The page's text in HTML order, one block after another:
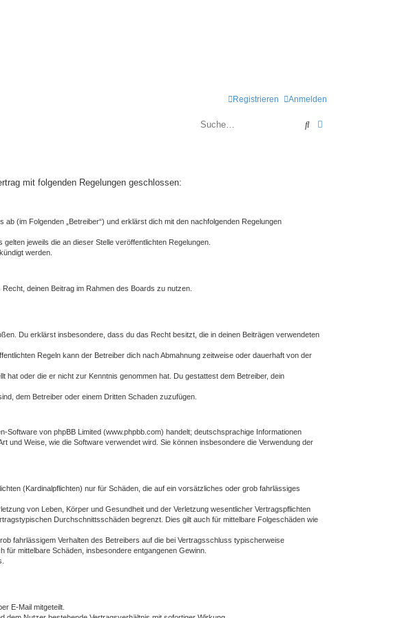
Anmelden
Registrieren
Suche
mit folgenden Regelungen geschlossen:
(im Folgenden „Betreiber“) und erklärst dich mit den nachfolgenden Regelungen
jeweils die an dieser Stelle veröffentlichten Regelungen.
werden.
deinen Beitrag im Rahmen des Boards zu nutzen.
Du erklärst insbesondere, dass du das Recht besitzt, die in deinen Beiträgen verwendeten
Regeln kann der Betreiber dich nach Abmahnung zeitweise oder dauerhaft von der
oder die er nicht zur Kenntnis genommen hat. Du gestattest dem Betreiber, dein
dem Betreiber oder einem Dritten Schaden zuzufügen.
Software von phpBB Limited (www.phpbb.com) handelt; deutschsprachige Informationen
und Weise, wie die Software verwendet wird. Sie können insbesondere die Verwendung der
(Kardinalpflichten) nur für Schäden, die auf ein vorsätzliches oder grob fahrlässiges
von Leben, Körper und Gesundheit und der Verletzung wesentlicher Vertragspflichten
Durchschnittsschäden begrenzt. Dies gilt auch für mittelbare Folgeschäden wie
fahrlässigem Verhalten des Betreibers auf die bei Vertragsschluss typischerweise
mittelbare Schäden, insbesondere entgangenen Gewinn.
E-Mail mitgeteilt.